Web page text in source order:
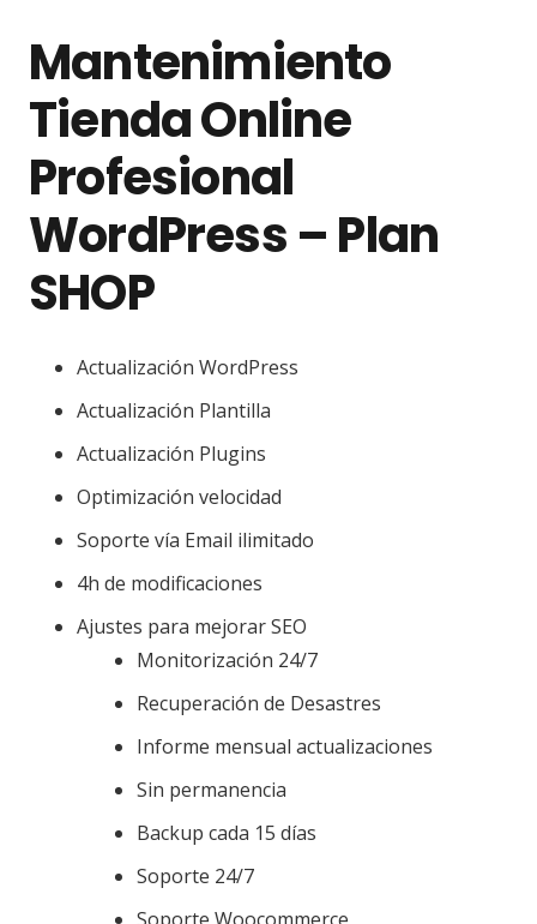
Mantenimiento
Tienda Online
Profesional
WordPress – Plan
SHOP
Actualización WordPress
Actualización Plantilla
Actualización Plugins
Optimización velocidad
Soporte vía Email ilimitado
4h de modificaciones
Ajustes para mejorar SEO
Monitorización 24/7
Recuperación de Desastres
Informe mensual actualizaciones
Sin permanencia
Backup cada 15 días
Soporte 24/7